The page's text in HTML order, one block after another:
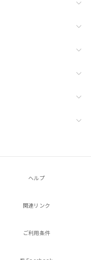
ヘルプ
関連リンク
ご利用条件